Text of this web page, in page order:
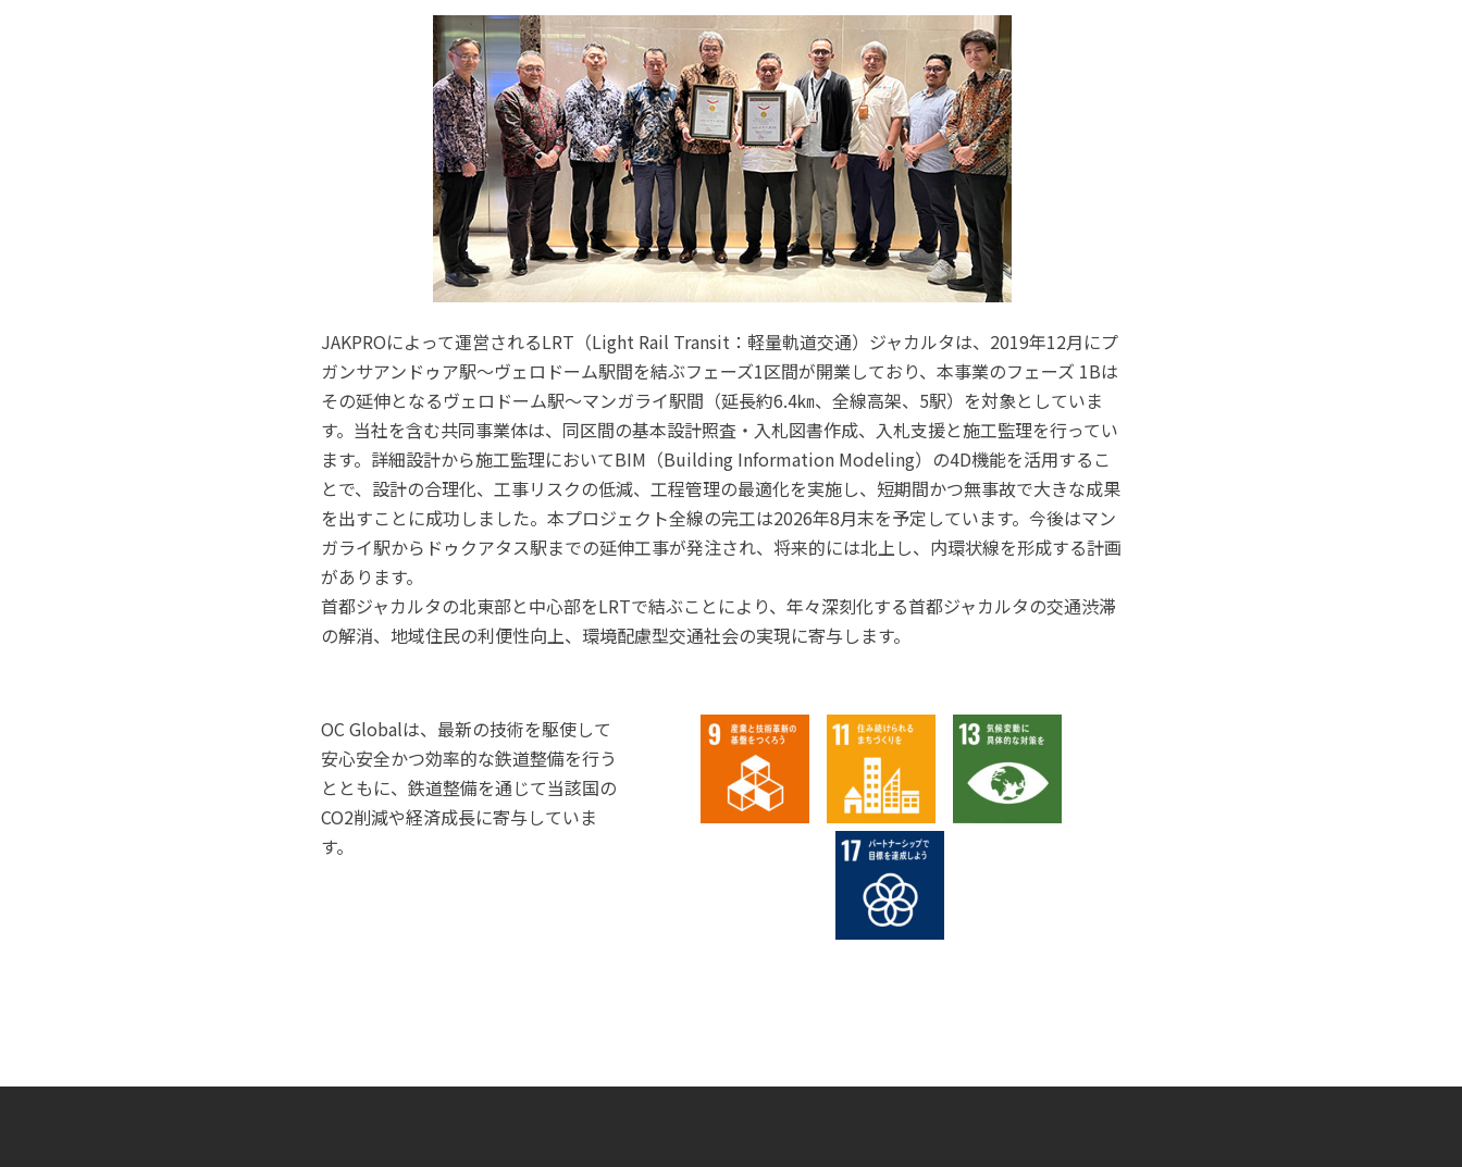
JAKPROによって運営されるLRT（Light Rail Transit：軽量軌道交通）ジャカルタは、2019年12月にプ
ガンサアンドゥア駅〜ヴェロドーム駅間を結ぶフェーズ1区間が開業しており、本事業のフェーズ 1Bは
その延伸となるヴェロドーム駅～マンガライ駅間（延長約6.4㎞、全線高架、5駅）を対象としていま
す。当社を含む共同事業体は、同区間の基本設計照査・入札図書作成、入札支援と施工監理を行ってい
ます。詳細設計から施工監理においてBIM（Building Information Modeling）の4D機能を活用するこ
とで、設計の合理化、工事リスクの低減、工程管理の最適化を実施し、短期間かつ無事故で大きな成果
を出すことに成功しました。本プロジェクト全線の完工は2026年8月末を予定しています。今後はマン
ガライ駅からドゥクアタス駅までの延伸工事が発注され、将来的には北上し、内環状線を形成する計画
があります。
首都ジャカルタの北東部と中心部をLRTで結ぶことにより、年々深刻化する首都ジャカルタの交通渋滞
の解消、地域住民の利便性向上、環境配慮型交通社会の実現に寄与します。
OC Globalは、最新の技術を駆使して
安心安全かつ効率的な鉄道整備を行う
とともに、鉄道整備を通じて当該国の
CO2削減や経済成長に寄与していま
す。